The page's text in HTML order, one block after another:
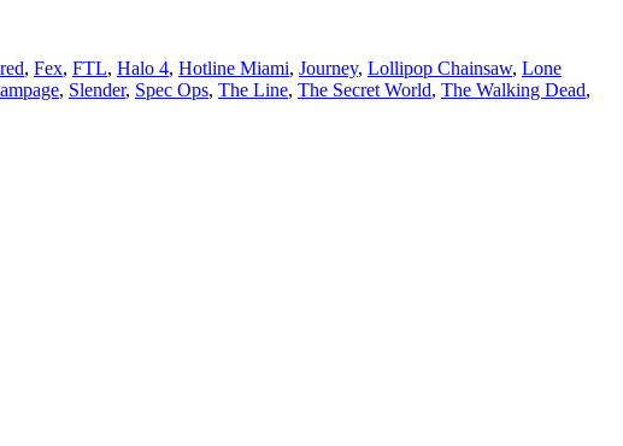
, Fex, FTL, Halo 4, Hotline Miami, Journey, Lollipop Chainsaw, Lone
, Slender, Spec Ops, The Line, The Secret World, The Walking Dead,